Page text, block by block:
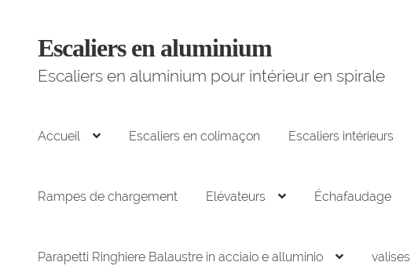
Aller
la
Aller
contenu
Escaliers en aluminium
Escaliers en aluminium pour intérieur en spirale
Accueil Escaliers en colimaçon Escaliers intérieurs
Rampes de chargement Elévateurs Échafaudage
Parapetti Ringhiere Balaustre in acciaio e alluminio valises